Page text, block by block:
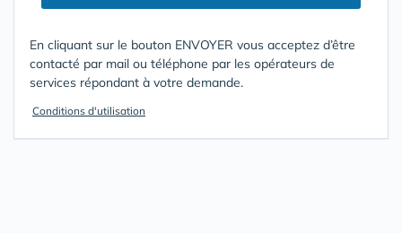
En cliquant sur le bouton ENVOYER vous acceptez d’être
contacté par mail ou téléphone par les opérateurs de
services répondant à votre demande.
Conditions d'utilisation